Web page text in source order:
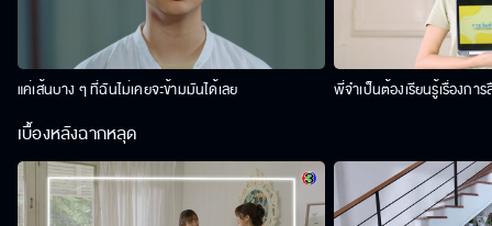
แค่เส้นบาง ๆ ที่ฉันไม่เคยจะข้ามมันได้เลย พี่จำเป็นต้องเรียนรู้เรื่องการ
เบื้องหลังฉากหลุด